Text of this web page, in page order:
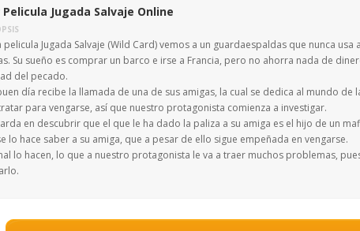
Pelicula Jugada Salvaje Online
pelicula Jugada Salvaje (Wild Card) vemos a un guardaespaldas que nunca
Su sueño es comprar un barco e irse a Francia, pero no ahorra nada de
del pecado.
día recibe la llamada de una de sus amigas, la cual se dedica al mundo de
para vengarse, así que nuestro protagonista comienza a investigar.
en descubrir que el que le ha dado la paliza a su amiga es el hijo de un
lo hace saber a su amiga, que a pesar de ello sigue empeñada en vengarse.
lo hacen, lo que a nuestro protagonista le va a traer muchos problemas,